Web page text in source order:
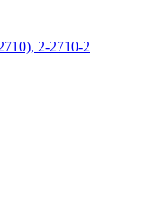
2-2710-2